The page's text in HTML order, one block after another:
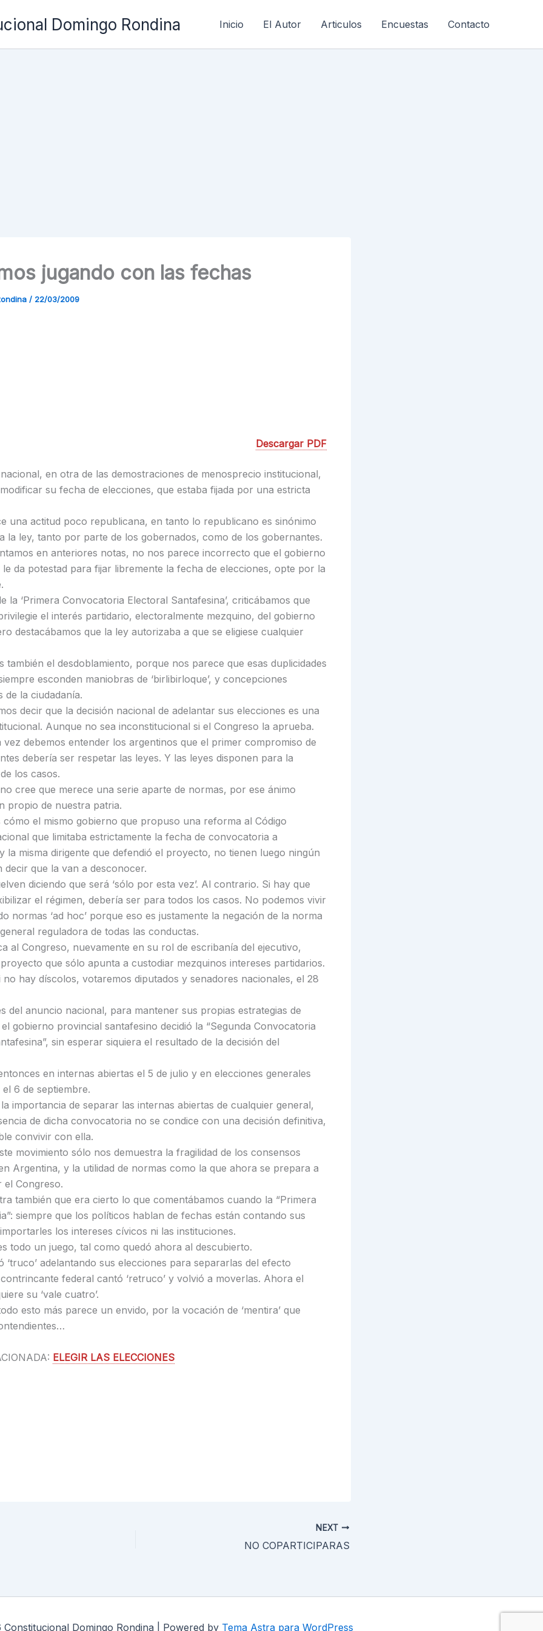
Domingo Rondina Inicio El Autor Articulos Encuestas Contacto
jugando con las fechas
/ 22/03/2009
Descargar PDF
en otra de las demostraciones de menosprecio institucional,
su fecha de elecciones, que estaba fijada por una estricta
una actitud poco republicana, en tanto lo republicano es sinónimo
la ley, tanto por parte de los gobernados, como de los gobernantes.
en anteriores notas, no nos parece incorrecto que el gobierno
le da potestad para fijar libremente la fecha de elecciones, opte por la
la ‘Primera Convocatoria Electoral Santafesina’, criticábamos que
el interés partidario, electoralmente mezquino, del gobierno
destacábamos que la ley autorizaba a que se eligiese cualquier
también el desdoblamiento, porque nos parece que esas duplicidades
esconden maniobras de ‘birlibirloque’, y concepciones
de la ciudadanía.
decir que la decisión nacional de adelantar sus elecciones es una
Aunque no sea inconstitucional si el Congreso la aprueba.
vez debemos entender los argentinos que el primer compromiso de
debería ser respetar las leyes. Y las leyes disponen para la
los casos.
cree que merece una serie aparte de normas, por ese ánimo
propio de nuestra patria.
cómo el mismo gobierno que propuso una reforma al Código
que limitaba estrictamente la fecha de convocatoria a
la misma dirigente que defendió el proyecto, no tienen luego ningún
decir que la van a desconocer.
diciendo que será ‘sólo por esta vez’. Al contrario. Si hay que
el régimen, debería ser para todos los casos. No podemos vivir
normas ‘ad hoc’ porque eso es justamente la negación de la norma
reguladora de todas las conductas.
al Congreso, nuevamente en su rol de escribanía del ejecutivo,
que sólo apunta a custodiar mezquinos intereses partidarios.
no hay díscolos, votaremos diputados y senadores nacionales, el 28
del anuncio nacional, para mantener sus propias estrategias de
gobierno provincial santafesino decidió la “Segunda Convocatoria
sin esperar siquiera el resultado de la decisión del
en internas abiertas el 5 de julio y en elecciones generales
6 de septiembre.
importancia de separar las internas abiertas de cualquier general,
de dicha convocatoria no se condice con una decisión definitiva,
convivir con ella.
movimiento sólo nos demuestra la fragilidad de los consensos
Argentina, y la utilidad de normas como la que ahora se prepara a
el Congreso.
también que era cierto lo que comentábamos cuando la “Primera
siempre que los políticos hablan de fechas están contando sus
los intereses cívicos ni las instituciones.
todo un juego, tal como quedó ahora al descubierto.
‘truco’ adelantando sus elecciones para separarlas del efecto
federal cantó ‘retruco’ y volvió a moverlas. Ahora el
su ‘vale cuatro’.
esto más parece un envido, por la vocación de ‘mentira’ que
ELEGIR LAS ELECCIONES
NEXT
NO COPARTICIPARAS
Domingo Rondina | Powered by Tema Astra para WordPress